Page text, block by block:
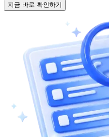
지금 바로 확인하기